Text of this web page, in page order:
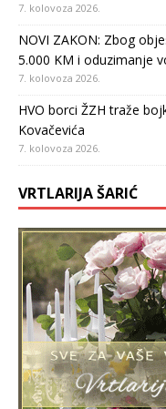
7. kolovoza 2026.
NOVI ZAKON: Zbog
5.000 KM i oduzimanje
7. kolovoza 2026.
HVO borci ŽZH traže
Kovačevića
7. kolovoza 2026.
VRTLARIJA ŠARIĆ